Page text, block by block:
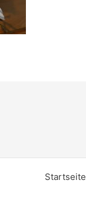
Startseite